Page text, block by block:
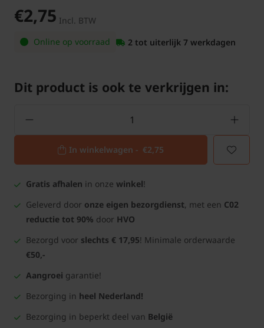
€2,75 Incl. BTW
Online op voorraad
2 tot uiterlijk 7 werkdagen
Dit product is ook te verkrijgen in:
In winkelwagen - €2,75
Gratis afhalen in onze winkel!
Geleverd door onze eigen bezorgdienst, met een C02
reductie tot 90% door HVO
Bezorgd voor slechts € 17,95! Minimale orderwaarde
€50,-
Aangroei garantie!
Bezorging in heel Nederland!
Bezorging in beperkt deel van België